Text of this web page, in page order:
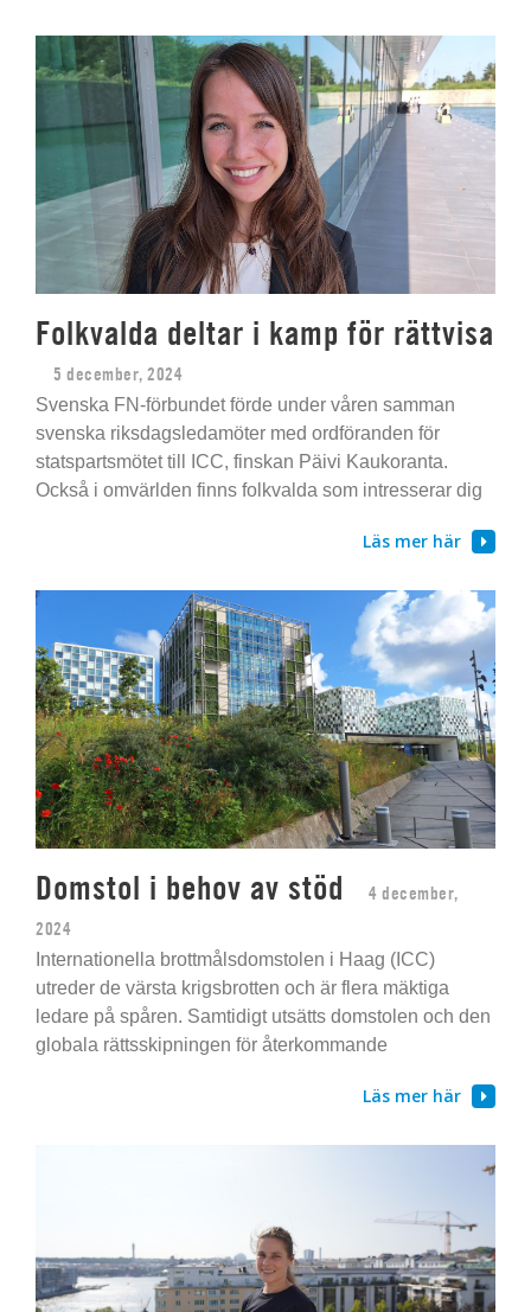
Folkvalda deltar i kamp för rättvisa
5 december, 2024
Svenska FN-förbundet förde under våren samman
svenska riksdagsledamöter med ordföranden för
statspartsmötet till ICC, finskan Päivi Kaukoranta.
Också i omvärlden finns folkvalda som intresserar dig
Läs mer här
Domstol i behov av stöd
4 december,
2024
Internationella brottmålsdomstolen i Haag (ICC)
utreder de värsta krigsbrotten och är flera mäktiga
ledare på spåren. Samtidigt utsätts domstolen och den
globala rättsskipningen för återkommande
Läs mer här